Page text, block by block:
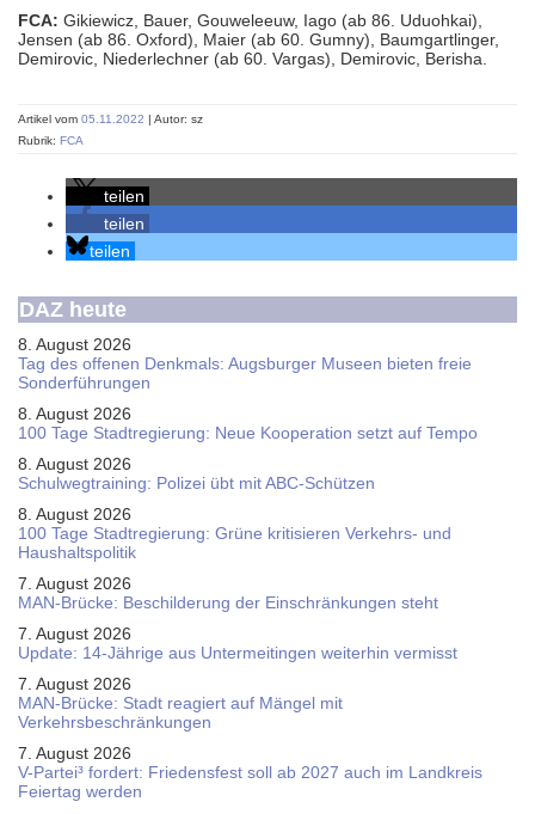
FCA: Gikiewicz, Bauer, Gouweleeuw, Iago (ab 86. Uduohkai),
Jensen (ab 86. Oxford), Maier (ab 60. Gumny), Baumgartlinger,
Demirovic, Niederlechner (ab 60. Vargas), Demirovic, Berisha.
Artikel vom 05.11.2022 | Autor: sz
Rubrik: FCA
teilen
teilen
teilen
DAZ heute
8. August 2026
Tag des offenen Denkmals: Augsburger Museen bieten freie
Sonderführungen
8. August 2026
100 Tage Stadtregierung: Neue Kooperation setzt auf Tempo
8. August 2026
Schul­weg­trai­ning: Poli­zei übt mit ABC-Schüt­zen
8. August 2026
100 Tage Stadtregierung: Grüne kritisieren Verkehrs- und
Haushaltspolitik
7. August 2026
MAN-Brücke: Beschilderung der Einschränkungen steht
7. August 2026
Update: 14-Jährige aus Untermeitingen weiterhin vermisst
7. August 2026
MAN-Brücke: Stadt reagiert auf Mängel mit
Verkehrsbeschränkungen
7. August 2026
V-Partei­³ fordert: Friedens­fest soll ab 2027 auch im Land­kreis
Feier­tag werden